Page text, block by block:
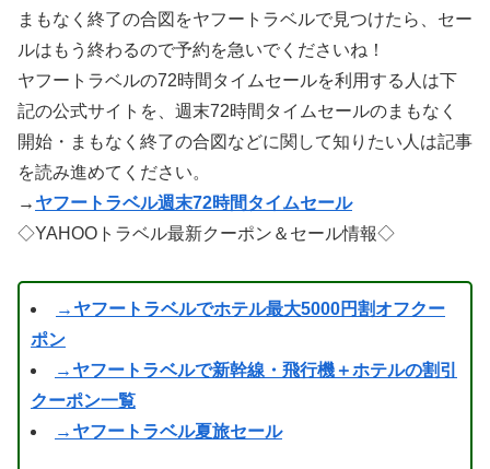
まもなく終了の合図をヤフートラベルで見つけたら、セー
ルはもう終わるので予約を急いでくださいね！
ヤフートラベルの72時間タイムセールを利用する人は下
記の公式サイトを、週末72時間タイムセールのまもなく
開始・まもなく終了の合図などに関して知りたい人は記事
を読み進めてください。
→ ヤフートラベル週末72時間タイムセール
◇YAHOOトラベル最新クーポン＆セール情報◇
→ヤフートラベルでホテル最大5000円割オフクー
ポン
→ヤフートラベルで新幹線・飛行機＋ホテルの割引
クーポン一覧
→ヤフートラベル夏旅セール